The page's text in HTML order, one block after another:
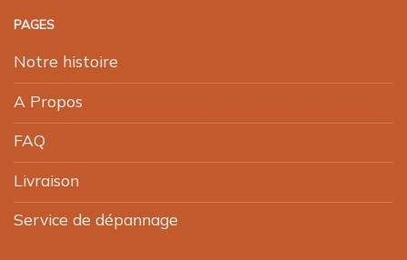
PAGES
Notre histoire
A Propos
FAQ
Livraison
Service de dépannage